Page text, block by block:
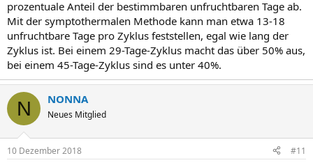
prozentuale Anteil der bestimmbaren unfruchtbaren Tage ab.
Mit der symptothermalen Methode kann man etwa 13-18
unfruchtbare Tage pro Zyklus feststellen, egal wie lang der
Zyklus ist. Bei einem 29-Tage-Zyklus macht das über 50% aus,
bei einem 45-Tage-Zyklus sind es unter 40%.
N NONNA
Neues Mitglied
10 Dezember 2018 #11